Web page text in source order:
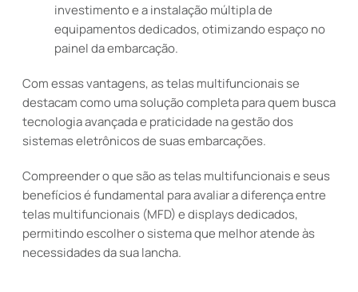
investimento e a instalação múltipla de
equipamentos dedicados, otimizando espaço no
painel da embarcação.
Com essas vantagens, as telas multifuncionais se
destacam como uma solução completa para quem busca
tecnologia avançada e praticidade na gestão dos
sistemas eletrônicos de suas embarcações.
Compreender o que são as telas multifuncionais e seus
benefícios é fundamental para avaliar a diferença entre
telas multifuncionais (MFD) e displays dedicados,
permitindo escolher o sistema que melhor atende às
necessidades da sua lancha.